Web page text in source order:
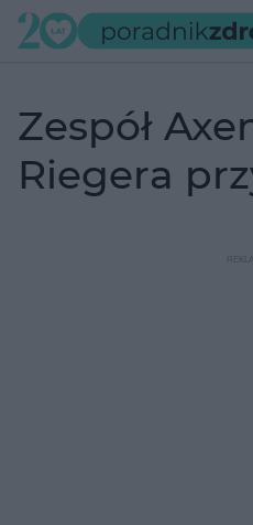
zespół Axenfelda-
Riegera